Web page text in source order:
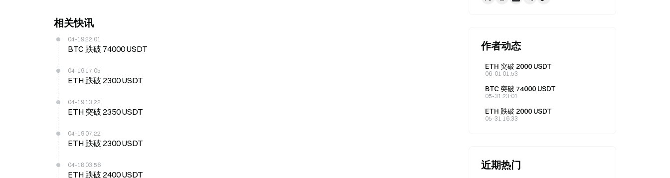
相关快讯
04-19 22:01
BTC 跌破 74000 USDT
04-19 17:05
ETH 跌破 2300 USDT
04-19 13:22
ETH 突破 2350 USDT
04-19 07:22
ETH 跌破 2300 USDT
04-18 03:56
ETH 跌破 2400 USDT
作者动态
ETH 突破 2000 USDT
06-01 01:53
BTC 突破 74000 USDT
05-31 23:01
ETH 跌破 2000 USDT
05-31 16:33
近期热门